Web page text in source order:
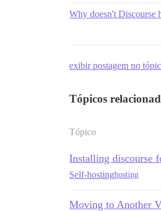
Why doesn't Discourse
exibir postagem no
Tópicos
Tópico
Installing discourse
Self-hostinghosting
Moving to Another